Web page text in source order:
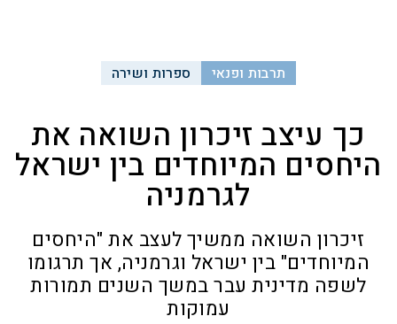
תרבות ופנאי ספרות ושירה
כך עיצב זיכרון השואה את
היחסים המיוחדים בין ישראל
לגרמניה
זיכרון השואה ממשיך לעצב את "היחסים
המיוחדים" בין ישראל וגרמניה, אך תרגומו
לשפה מדינית עבר במשך השנים תמורות
עמוקות